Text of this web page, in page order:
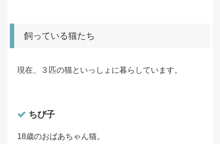
飼っている猫たち
現在、３匹の猫といっしょに暮らしています。
ちび子
18歳のおばあちゃん猫。